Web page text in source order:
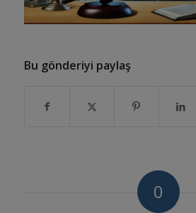
Bu gönderiyi paylaş
0